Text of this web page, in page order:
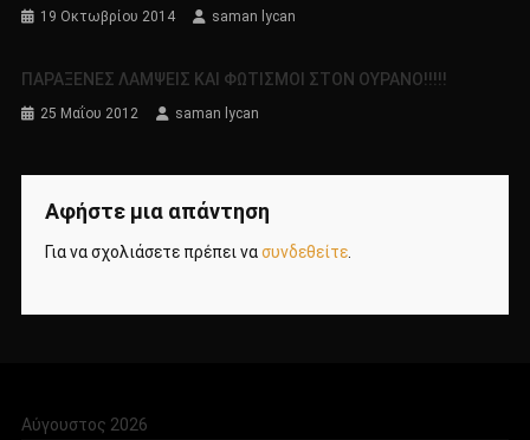
19 Οκτωβρίου 2014 saman lycan
ΠΑΡΑΞΕΝΕΣ ΛΑΜΨΕΙΣ ΚΑΙ ΦΩΤΙΣΜΟΙ ΣΤΟΝ ΟΥΡΑΝΟ!!!!!
25 Μαΐου 2012 saman lycan
Αφήστε μια απάντηση
Για να σχολιάσετε πρέπει νασυνδεθείτε.
Αύγουστος 2026